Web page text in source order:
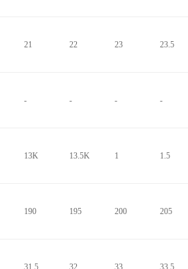
21 22 23 23.5
- - - -
13K 13.5K 1 1.5
190 195 200 205
31.5 32 33 33.5